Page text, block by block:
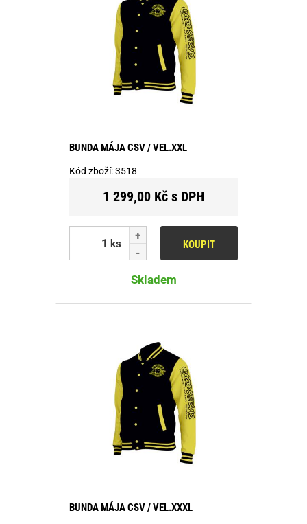
BUNDA MÁJA CSV / VEL.XXL
Kód zboží:3518
1 299,00 Kč s DPH
ks KOUPIT
Skladem
BUNDA MÁJA CSV / VEL.XXXL